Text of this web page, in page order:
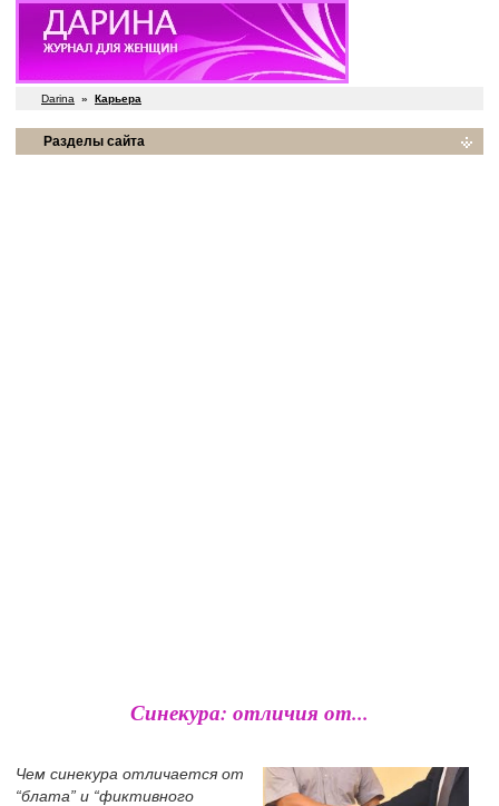
Darina » Карьера
Разделы сайта
Синекура: отличия от...
Чем синекура отличается от
“блата” и “фиктивного